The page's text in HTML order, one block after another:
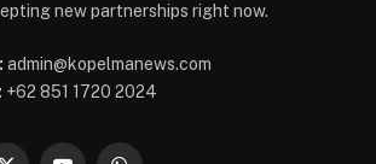
new partnerships right now.
admin@kopelmanews.com
+62 851 1720 2024